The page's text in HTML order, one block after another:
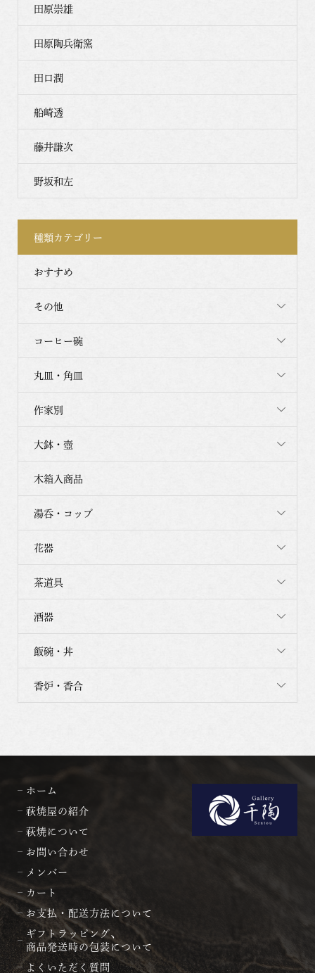
田原崇雄
田原陶兵衛窯
田口潤
船崎透
藤井謙次
野坂和左
種類カテゴリー
おすすめ
その他
コーヒー碗
丸皿・角皿
作家別
大鉢・壺
木箱入商品
湯呑・コップ
花器
茶道具
酒器
飯碗・丼
香炉・香合
ホーム
萩焼屋の紹介
萩焼について
お問い合わせ
メンバー
カート
お支払・配送方法について
ギフトラッピング、
商品発送時の包装について
よくいただく質問